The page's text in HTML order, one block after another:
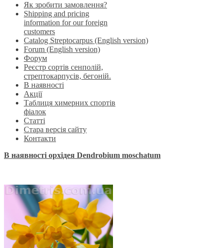
Як зробити замовлення?
Shipping and pricing
information for our foreign
customers
Catalog Streptocarpus (English version)
Forum (English version)
Форум
Реєстр сортів сенполій,
стрептокарпусів, бегоній.
В наявності
Акції
Таблиця химерних спортів
фіалок
Статті
Стара версія сайту
Контакти
В наявності орхідея Dendrobium moschatum